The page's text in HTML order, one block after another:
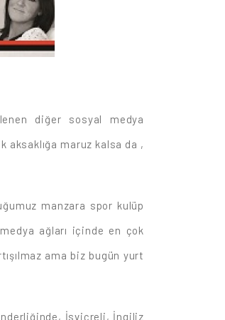
diğer sosyal medya
aksaklığa maruz kalsa da ,
manzara spor kulüp
ağları içinde en çok
ama biz bugün yurt
İsviçreli, İngiliz